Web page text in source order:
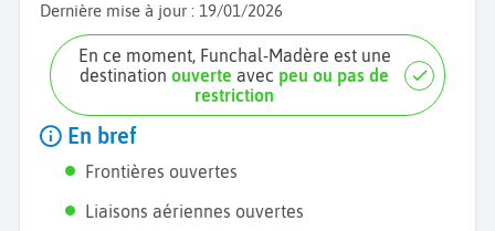
Dernière mise à jour : 19/01/2026
En ce moment, Funchal-Madère est une
destinationouverte avec peu ou pas de
restriction
En bref
Frontières ouvertes
Liaisons aériennes ouvertes